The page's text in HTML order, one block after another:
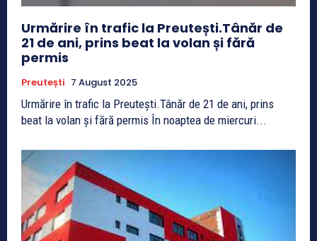
Urmărire în trafic la Preutești.Tânăr de
21 de ani, prins beat la volan și fără
permis
Preutești 7 August 2025
Urmărire în trafic la Preutești.Tânăr de 21 de ani, prins
beat la volan și fără permis În noaptea de miercuri...